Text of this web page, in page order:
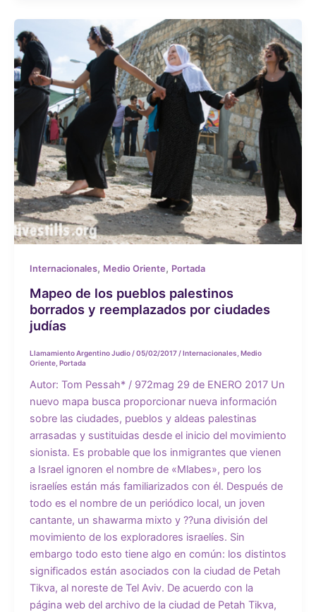
Internacionales, Medio Oriente, Portada
Mapeo de los pueblos palestinos
borrados y reemplazados por ciudades
judías
Llamamiento Argentino Judio /05/02/2017 /Internacionales Medio
Oriente, Portada
Autor: Tom Pessah* / 972mag 29 de ENERO 2017 Un
nuevo mapa busca proporcionar nueva información
sobre las ciudades, pueblos y aldeas palestinas
arrasadas y sustituidas desde el inicio del movimiento
sionista. Es probable que los inmigrantes que vienen
a Israel ignoren el nombre de «Mlabes», pero los
israelíes están más familiarizados con él. Después de
todo es el nombre de un periódico local, un joven
cantante, un shawarma mixto y ??una división del
movimiento de los exploradores israelíes. Sin
embargo todo esto tiene algo en común: los distintos
significados están asociados con la ciudad de Petah
Tikva, al noreste de Tel Aviv. De acuerdo con la
página web del archivo de la ciudad de Petah Tikva,